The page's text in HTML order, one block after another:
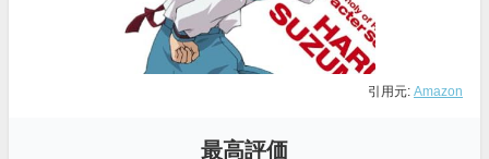
引用元: Amazon
最高評価